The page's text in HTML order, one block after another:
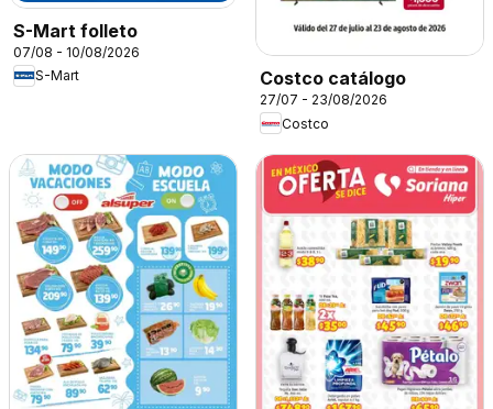
S-Mart folleto
07/08 - 10/08/2026
S-Mart
Costco catálogo
27/07 - 23/08/2026
Costco